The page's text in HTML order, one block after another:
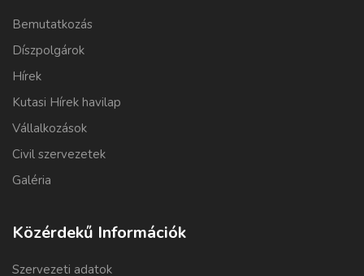
Bemutatkozás
Díszpolgárok
Hírek
Kutasi Hírek havilap
Vállalkozások
Civil szervezetek
Galéria
Közérdekű Információk
Szervezeti adatok